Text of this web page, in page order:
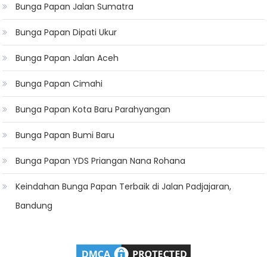
Bunga Papan Jalan Sumatra
Bunga Papan Dipati Ukur
Bunga Papan Jalan Aceh
Bunga Papan Cimahi
Bunga Papan Kota Baru Parahyangan
Bunga Papan Bumi Baru
Bunga Papan YDS Priangan Nana Rohana
Keindahan Bunga Papan Terbaik di Jalan Padjajaran,
Bandung